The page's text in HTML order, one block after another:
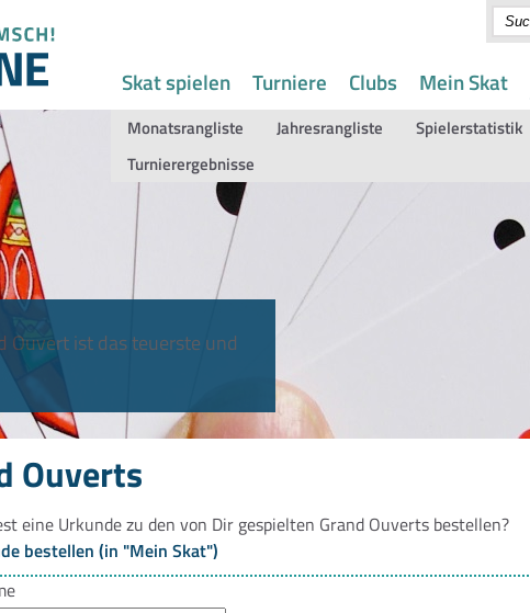
Skat spielen Turniere Clubs Mein Skat
Monatsrangliste Jahresrangliste Spielerstatistik
Turnierergebnisse
Ouvert ist das teuerste und
Ouverts
eine Urkunde zu den von Dir gespielten Grand Ouverts bestellen?
bestellen (in "Mein Skat")